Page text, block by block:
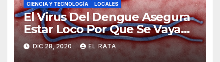
CIENCIA Y TECNOLOGÍA LOCALES
El Virus Del Dengue Asegura
Estar Loco Por Que Se Vaya
Su Primo Vividor, El COVID-19
DIC 28, 2020 EL RATA